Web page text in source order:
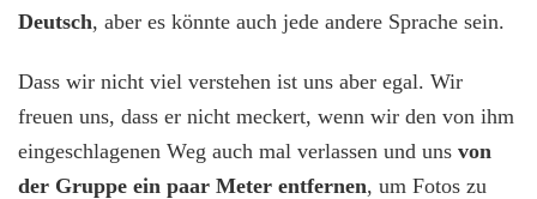
Deutsch, aber es könnte auch jede andere Sprache sein.
Dass wir nicht viel verstehen ist uns aber egal. Wir
freuen uns, dass er nicht meckert, wenn wir den von ihm
eingeschlagenen Weg auch mal verlassen und uns von
der Gruppe ein paar Meter entfernen, um Fotos zu